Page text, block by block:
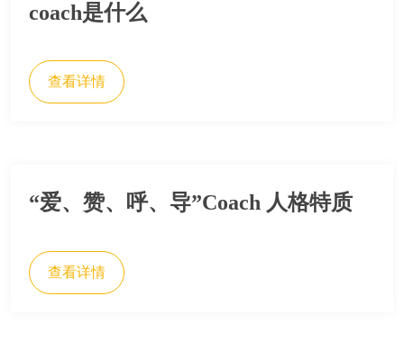
coach是什么
查看详情
​“爱、赞、呼、导”Coach 人格特质
查看详情